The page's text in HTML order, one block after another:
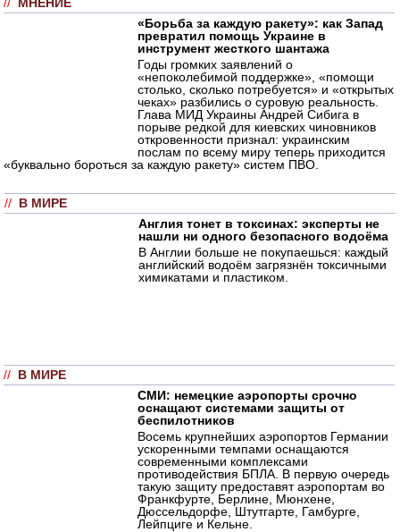
// МНЕНИЕ
«Борьба за каждую ракету»: как Запад
превратил помощь Украине в
инструмент жесткого шантажа
Годы громких заявлений о
«непоколебимой поддержке», «помощи
столько, сколько потребуется» и «открытых
чеках» разбились о суровую реальность.
Глава МИД Украины Андрей Сибига в
порыве редкой для киевских чиновников
откровенности признал: украинским
послам по всему миру теперь приходится
«буквально бороться за каждую ракету» систем ПВО.
// В МИРЕ
Англия тонет в токсинах: эксперты не
нашли ни одного безопасного водоёма
В Англии больше не покупаешься: каждый
английский водоём загрязнён токсичными
химикатами и пластиком.
// В МИРЕ
СМИ: немецкие аэропорты срочно
оснащают системами защиты от
беспилотников
Восемь крупнейших аэропортов Германии
ускоренными темпами оснащаются
современными комплексами
противодействия БПЛА. В первую очередь
такую защиту предоставят аэропортам во
Франкфурте, Берлине, Мюнхене,
Дюссельдорфе, Штутгарте, Гамбурге,
Лейпциге и Кельне.